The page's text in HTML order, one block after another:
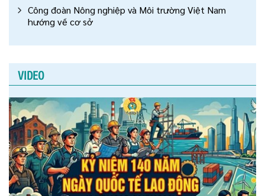
Công đoàn Nông nghiệp và Môi trường Việt Nam
hướng về cơ sở
VIDEO